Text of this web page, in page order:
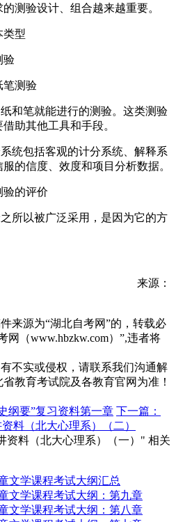
测验设计、组合越来越重要。
型
验
测验
笔就能进行的测验。这类测验
助其他工具和手段。
包括客观的计分系统、解释系
的信度、效度和项目分析数据。
的评价
以被广泛采用，是因为它的方
来源：
来源为“湖北自考网”的，转载必
网（www.hbzkw.com）”,违者将
不实或侵权，请联系我们沟通解
教育考试院及各教育官网为准！
纲要”复习资料第一章 下一篇：
料（北大心理系）（二）
资料（北大心理系）（一）" 相关
文学课程考试大纲汇总
文学课程考试大纲：第九章
文学课程考试大纲：第八章